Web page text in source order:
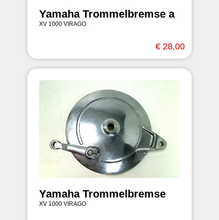
Yamaha Trommelbremse a
XV 1000 VIRAGO
€ 28,00
Yamaha Trommelbremse
XV 1000 VIRAGO